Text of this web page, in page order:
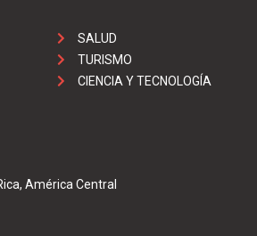
SALUD
TURISMO
CIENCIA Y TECNOLOGÍA
América Central